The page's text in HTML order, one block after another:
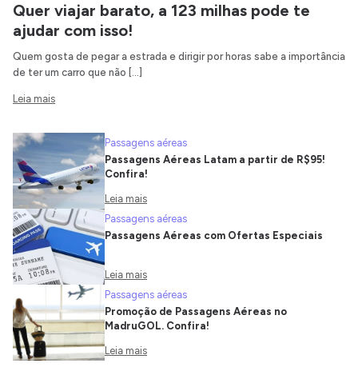
Quer viajar barato, a 123 milhas pode te
ajudar com isso!
Quem gosta de pegar a estrada e dirigir por horas sabe a importância
de ter um carro que não […]
Leia mais
Passagens aéreas
Passagens Aéreas Latam a partir de R$95!
Confira!
Leia mais
Passagens aéreas
Passagens Aéreas com Ofertas Especiais
Leia mais
Passagens aéreas
Promoção de Passagens Aéreas no
MadruGOL. Confira!
Leia mais